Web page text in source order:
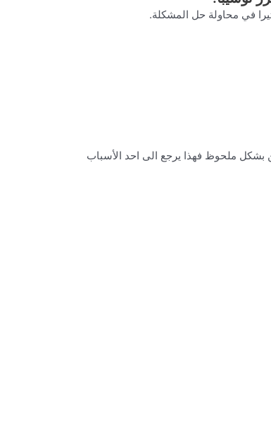
في محاولة حل المشكلة.
بشكل ملحوظ فهذا يرجع الى احد الأسباب